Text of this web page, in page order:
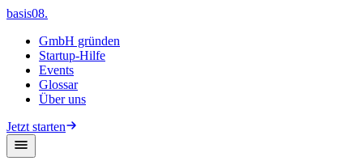
basis08.
GmbH gründen
Startup-Hilfe
Events
Glossar
Über uns
Jetzt starten